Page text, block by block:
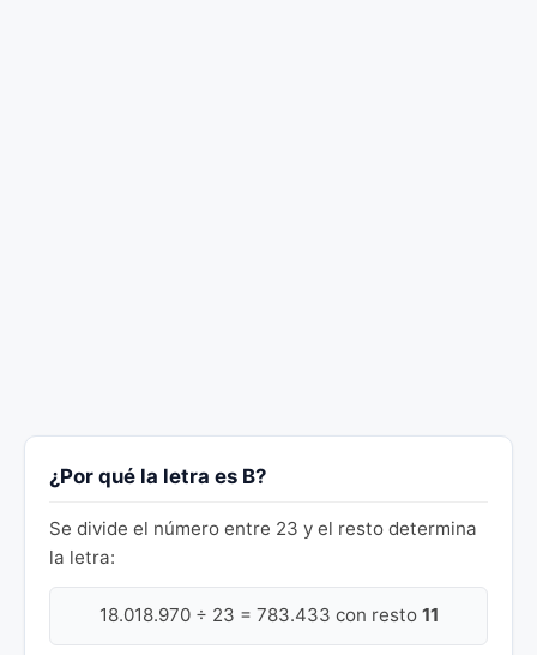
¿Por qué la letra es B?
Se divide el número entre 23 y el resto determina
la letra:
18.018.970 ÷ 23 = 783.433 con resto 11